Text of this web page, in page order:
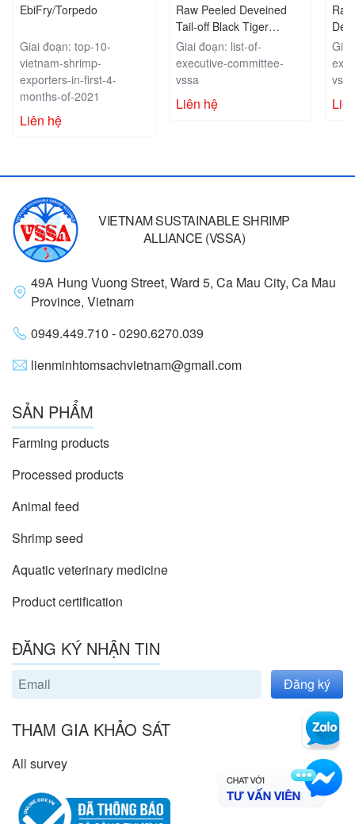
EbiFry/Torpedo
Giai đoạn: top-10-
vietnam-shrimp-
exporters-in-first-4-
months-of-2021
Liên hệ
Raw Peeled Deveined
Tail-off Black Tiger
Shrimp Marinated Garlic
Giai đoạn: list-of-
executive-committee-
vssa
Liên hệ
vssa
VIETNAM SUSTAINABLE SHRIMP
ALLIANCE (VSSA)
49A Hung Vuong Street, Ward 5, Ca Mau City, Ca Mau
Province, Vietnam
0949.449.710 - 0290.6270.039
lienminhtomsachvietnam@gmail.com
SẢN PHẨM
Farming products
Processed products
Animal feed
Shrimp seed
Aquatic veterinary medicine
Product certification
ĐĂNG KÝ NHẬN TIN
Đăng ký
THAM GIA KHẢO SÁT
All survey